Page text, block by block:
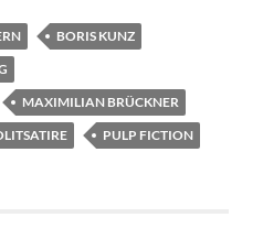
BORIS KUNZ
MAXIMILIAN BRÜCKNER
PULP FICTION